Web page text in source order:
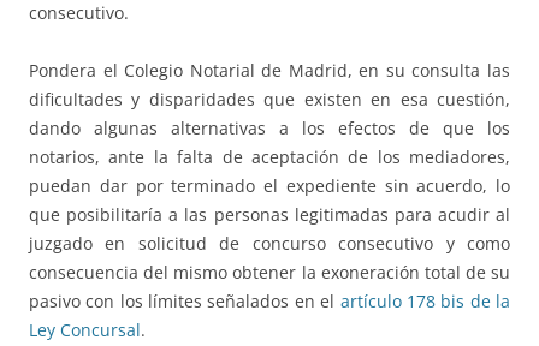
consecutivo.
Pondera el Colegio Notarial de Madrid, en su consulta las
dificultades y disparidades que existen en esa cuestión,
dando algunas alternativas a los efectos de que los
notarios, ante la falta de aceptación de los mediadores,
puedan dar por terminado el expediente sin acuerdo, lo
que posibilitaría a las personas legitimadas para acudir al
juzgado en solicitud de concurso consecutivo y como
consecuencia del mismo obtener la exoneración total de su
pasivo con los límites señalados en el artículo 178 bis de la
Ley Concursal.